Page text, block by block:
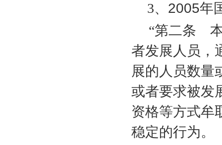
3、 2005年
“第二条 本
者发展人员，
展的人员数量
或者要求被发
资格等方式牟
稳定的行为。